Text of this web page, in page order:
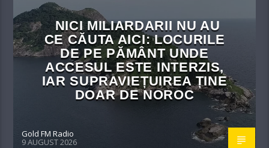
NICI MILIARDARII NU AU
CE CĂUTA AICI: LOCURILE
DE PE PĂMÂNT UNDE
ACCESUL ESTE INTERZIS,
IAR SUPRAVIEȚUIREA ȚINE
DOAR DE NOROC
Gold FM Radio
9 AUGUST 2026